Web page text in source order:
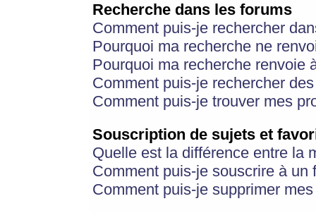
Recherche dans les forums
Comment puis-je rechercher
Pourquoi ma recherche ne
Pourquoi ma recherche renvoie
Comment puis-je rechercher
Comment puis-je trouver mes
Souscription de sujets et
Quelle est la différence entre la
Comment puis-je souscrire à
Comment puis-je supprimer